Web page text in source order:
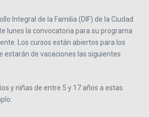
Integral de la Familia (DIF) de la Ciudad
lunes la convocatoria para su programa
Los cursos están abiertos para los
estarán de vacaciones las siguientes
y niñas de entre 5 y 17 años a estas